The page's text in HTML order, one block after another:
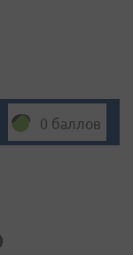
0 баллов